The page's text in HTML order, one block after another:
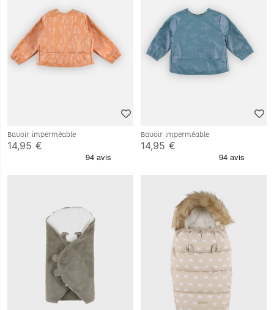
Bavoir imperméable
14,95 €
Bavoir imperméable
14,95 €